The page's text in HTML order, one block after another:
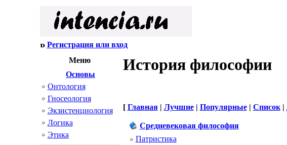
Регистрация или вход
Меню
Основы
Онтология
Гносеология
Экзистенциология
Логика
Этика
История философии
[ Главная| Лучшие| Популярные| Список|
Cредневековая философия
Патристика